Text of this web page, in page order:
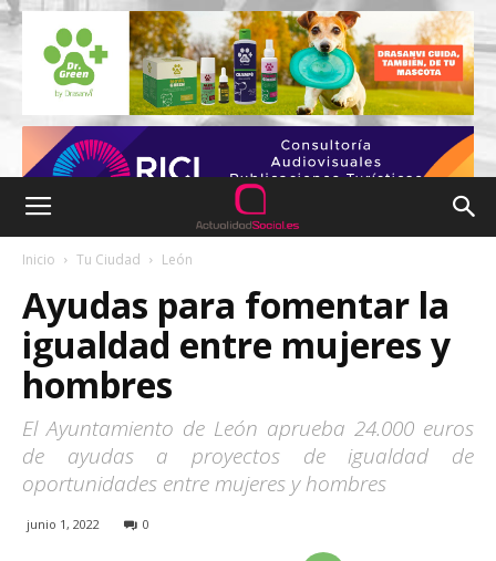
Inicio Tu Ciudad León
Ayudas para fomentar la
igualdad entre mujeres y
hombres
El Ayuntamiento de León aprueba 24.000 euros
de ayudas a proyectos de igualdad de
oportunidades entre mujeres y hombres
junio 1, 2022 0